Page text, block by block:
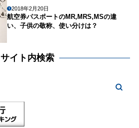
2018年2月20日
航空券パスポートのMR,MRS,MSの違
い、子供の敬称、使い分けは？
サイト内検索